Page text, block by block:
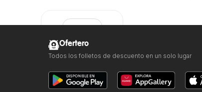
Ofertero
Todos los folletos de descuento en un solo lugar